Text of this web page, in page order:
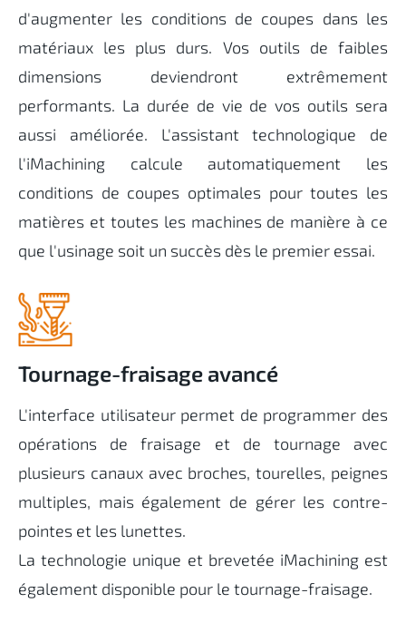
d'augmenter les conditions de coupes dans les
matériaux les plus durs. Vos outils de faibles
dimensions deviendront extrêmement
performants. La durée de vie de vos outils sera
aussi améliorée. L'assistant technologique de
l'iMachining calcule automatiquement les
conditions de coupes optimales pour toutes les
matières et toutes les machines de manière à ce
que l'usinage soit un succès dès le premier essai.
Tournage-fraisage avancé
L'interface utilisateur permet de programmer des
opérations de fraisage et de tournage avec
plusieurs canaux avec broches, tourelles, peignes
multiples, mais également de gérer les contre-
pointes et les lunettes.
La technologie unique et brevetée iMachining est
également disponible pour le tournage-fraisage.